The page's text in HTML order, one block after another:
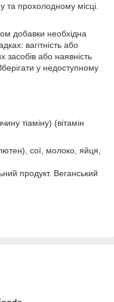
та прохолодному місці.
добавки необхідна
вагітність або
засобів або наявність
у недоступному
тіаміну) (вітамін
сої, молоко, яйця,
продукт. Веганський